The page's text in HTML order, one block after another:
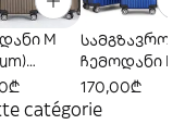
M
სამგზავრო
ჩემოდანი M
ლურჯი
170,00₾
catégorie